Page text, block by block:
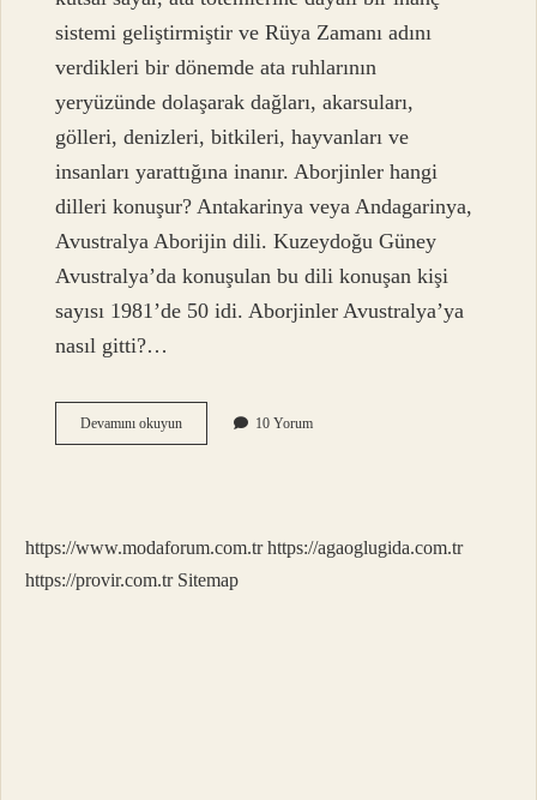
sistemi geliştirmiştir ve Rüya Zamanı adını
verdikleri bir dönemde ata ruhlarının
yeryüzünde dolaşarak dağları, akarsuları,
gölleri, denizleri, bitkileri, hayvanları ve
insanları yarattığına inanır. Aborjinler hangi
dilleri konuşur? Antakarinya veya Andagarinya,
Avustralya Aborijin dili. Kuzeydoğu Güney
Avustralya’da konuşulan bu dili konuşan kişi
sayısı 1981’de 50 idi. Aborjinler Avustralya’ya
nasıl gitti?…
Devamını okuyunAborjinler
Kaç
10 Yorum
https://www.modaforum.com.tr https://agaoglugida.com.tr
https://provir.com.tr Sitemap